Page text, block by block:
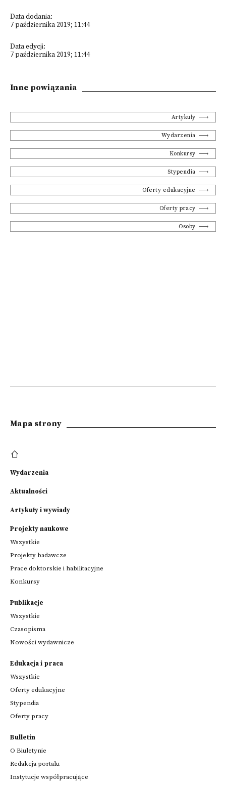
Data dodania:
7 października 2019; 11:44
Data edycji:
7 października 2019; 11:44
Inne powiązania
Artykuły
Wydarzenia
Konkursy
Stypendia
Oferty edukacyjne
Oferty pracy
Osoby
Mapa strony
Wydarzenia
Aktualności
Artykuły i wywiady
Projekty naukowe
Wszystkie
Projekty badawcze
Prace doktorskie i habilitacyjne
Konkursy
Publikacje
Wszystkie
Czasopisma
Nowości wydawnicze
Edukacja i praca
Wszystkie
Oferty edukacyjne
Stypendia
Oferty pracy
Bulletin
O Biuletynie
Redakcja portalu
Instytucje współpracujące